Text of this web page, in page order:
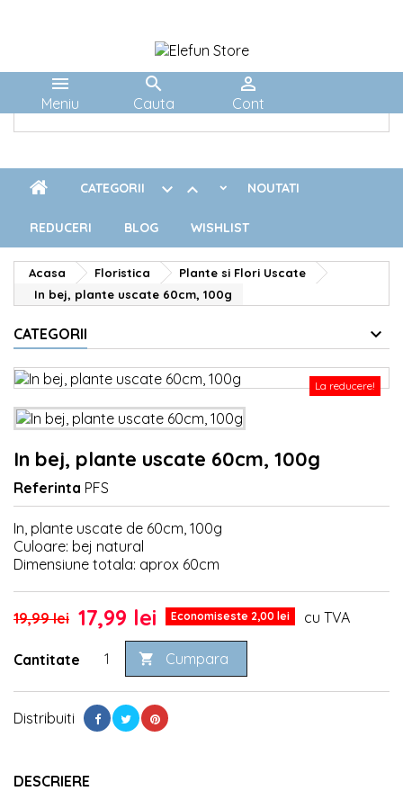

Meniu

Cauta

Cont
 
CATEGORII NOUTATI
REDUCERI BLOG WISHLIST
Acasa Floristica
Plante si Flori Uscate
In bej, plante uscate 60cm, 100g
CATEGORII
La reducere!
In bej, plante uscate 60cm, 100g
Referinta PFS
In, plante uscate de 60cm, 100g
Culoare: bej natural
Dimensiune totala: aprox 60cm
19,99 lei 17,99 lei Economiseste 2,00 lei cu TVA
Cantitate  Cumpara
Distribuiti
DESCRIERE